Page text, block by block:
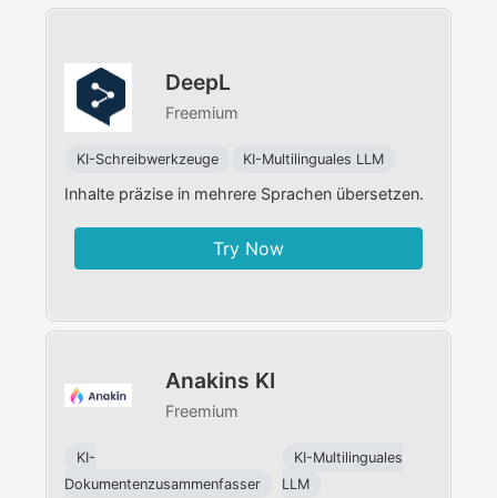
DeepL
Freemium
KI-Schreibwerkzeuge KI-Multilinguales LLM
Inhalte präzise in mehrere Sprachen übersetzen.
Try Now
Anakins KI
Freemium
KI-
Dokumentenzusammenfasser
KI-Multilinguales
LLM